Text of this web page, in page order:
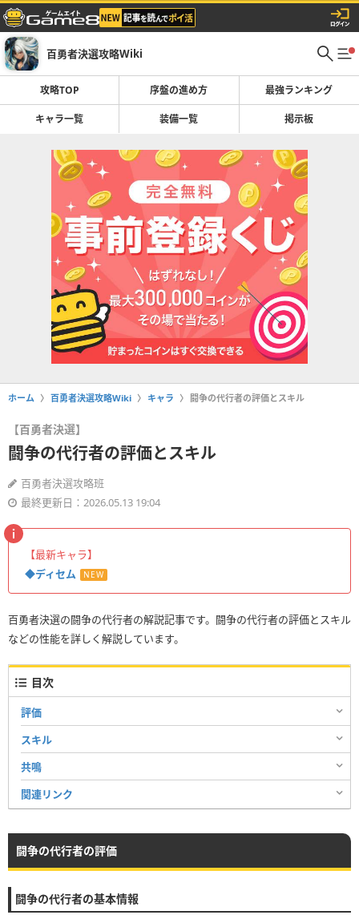
百勇者決選攻略Wiki
攻略TOP 序盤の進め方 最強ランキング
キャラ一覧 装備一覧 掲示板
ホーム 百勇者決選攻略Wiki キャラ 闘争の代行者の評価とスキル
【百勇者決選】
闘争の代行者の評価とスキル
百勇者決選攻略班
最終更新日：2026.05.13 19:04
【最新キャラ】
◆ディセム
NEW
百勇者決選の闘争の代行者の解説記事です。闘争の代行者の評価とスキル
などの性能を詳しく解説しています。
目次
評価
スキル
共鳴
関連リンク
闘争の代行者の評価
闘争の代行者の基本情報